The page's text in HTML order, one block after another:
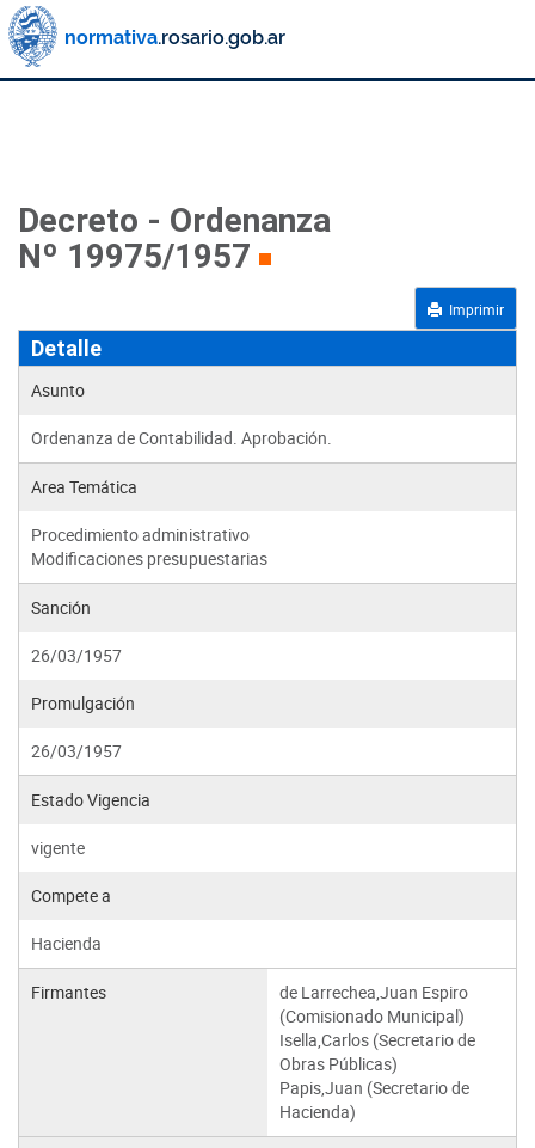
Decreto - Ordenanza
Nº 19975/1957
Imprimir
Detalle
Asunto
Ordenanza de Contabilidad. Aprobación.
Area Temática
Procedimiento administrativo
Modificaciones presupuestarias
Sanción
26/03/1957
Promulgación
26/03/1957
Estado Vigencia
vigente
Compete a
Hacienda
Firmantes
de Larrechea,Juan Espiro
(Comisionado Municipal)
Isella,Carlos (Secretario de
Obras Públicas)
Papis,Juan (Secretario de
Hacienda)